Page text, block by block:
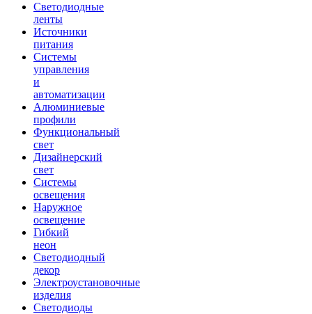
Светодиодные
ленты
Источники
питания
Системы
управления
и
автоматизации
Алюминиевые
профили
Функциональный
свет
Дизайнерский
свет
Системы
освещения
Наружное
освещение
Гибкий
неон
Светодиодный
декор
Электроустановочные
изделия
Светодиоды